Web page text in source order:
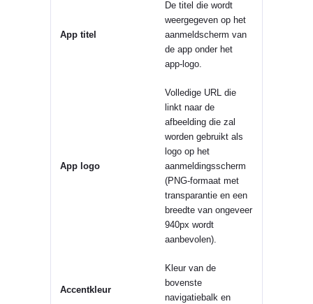
App titel
De titel die wordt
weergegeven op het
aanmeldscherm van
de app onder het
app-logo.
App logo
Volledige URL die
linkt naar de
afbeelding die zal
worden gebruikt als
logo op het
aanmeldingsscherm
(PNG-formaat met
transparantie en een
breedte van ongeveer
940px wordt
aanbevolen).
Accentkleur
Kleur van de
bovenste
navigatiebalk en